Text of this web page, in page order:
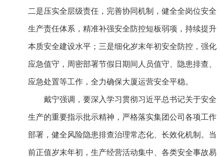
二是压实全层级责任，完善协同机制，健全全岗位安全
生产责任体系，精准补强安全防控短板弱项，持续提升
本质安全建设水平；三是细化岁末年初安全防控，强化
应急值守，周密部署节假日期间人员值守、隐患排查、
应急处置等工作，全力确保大厦运营安全平稳。
戴宁强调，要深入学习贯彻习近平总书记关于安全
生产的重要指示批示精神，严格落实集团公司各项工作
部署，健全风险隐患排查治理常态化、长效化机制。当
前正值岁末年初，生产经营活动集中、各类安全事故易